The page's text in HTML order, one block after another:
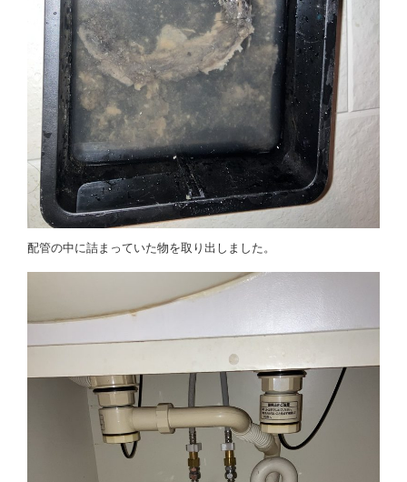
配管の中に詰まっていた物を取り出しました。